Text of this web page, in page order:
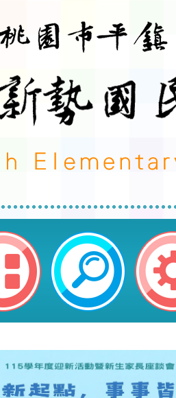
推動科學教育計畫
勢國民小學